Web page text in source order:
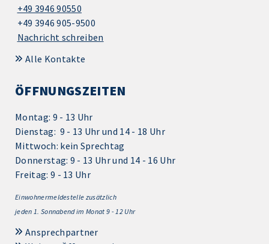
+49 3946 90550
+49 3946 905-9500
Nachricht schreiben
Alle Kontakte
ÖFFNUNGSZEITEN
Montag: 9 - 13 Uhr
Dienstag: 9 - 13 Uhr und 14 - 18 Uhr
Mittwoch: kein Sprechtag
Donnerstag: 9 - 13 Uhr und 14 - 16 Uhr
Freitag: 9 - 13 Uhr
Einwohnermeldestelle zusätzlich
jeden 1. Sonnabend im Monat 9 - 12 Uhr
Ansprechpartner